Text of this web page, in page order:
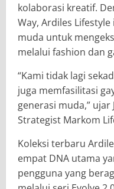
kolaborasi kreatif.
Way, Ardiles
muda untuk
melalui fashion dan
“Kami tidak lagi
juga memfasilitasi
generasi muda,”
Strategist Markom
Koleksi terbaru
empat DNA utama
pengguna yang